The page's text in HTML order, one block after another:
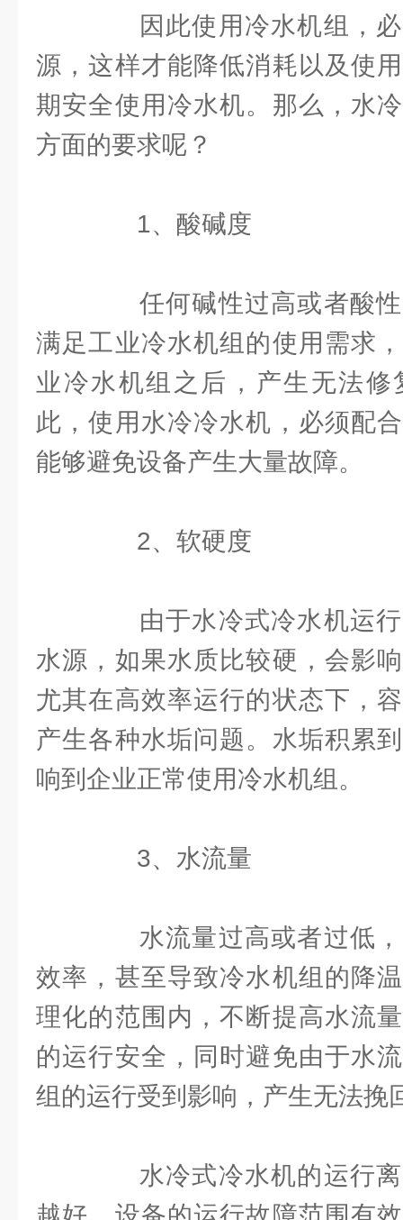
因此使用冷水机组，必
源，这样才能降低消耗以及使
期安全使用冷水机。那么，水
方面的要求呢？
1、酸碱度
任何碱性过高或者酸性
满足工业冷水机组的使用需求
业冷水机组之后，产生无法
此，使用水冷冷水机，必须配
能够避免设备产生大量故障。
2、软硬度
由于水冷式冷水机运行
水源，如果水质比较硬，会影
尤其在高效率运行的状态下，
产生各种水垢问题。水垢积累
响到企业正常使用冷水机组。
3、水流量
水流量过高或者过低，
效率，甚至导致冷水机组的降
理化的范围内，不断提高水流
的运行安全，同时避免由于水
组的运行受到影响，产生无法挽
水冷式冷水机的运行离